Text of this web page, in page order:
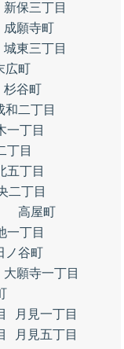
新保三丁目
成願寺町
城東三丁目
広町
杉谷町
和二丁目
一丁目
丁目
五丁目
二丁目
高屋町
一丁目
ノ谷町
大願寺一丁目
月見一丁目
月見五丁目